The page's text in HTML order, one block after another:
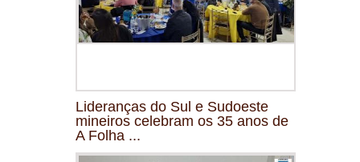
Lideranças do Sul e Sudoeste
mineiros celebram os 35 anos de
A Folha ...